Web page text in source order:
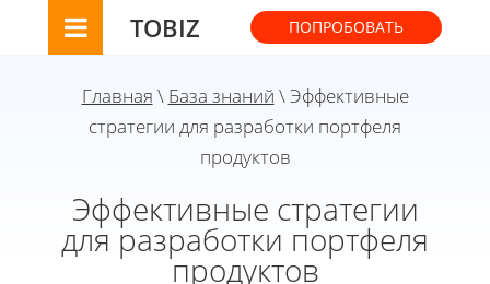
TOBIZ ПОПРОБОВАТЬ
Главная \ База знаний \ Эффективные
стратегии для разработки портфеля
продуктов
Эффективные стратегии
для разработки портфеля
продуктов